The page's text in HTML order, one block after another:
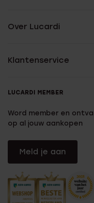
Over Lucardi
Klantenservice
LUCARDI MEMBER
Word member en
op al jouw aankopen
Meld je aan